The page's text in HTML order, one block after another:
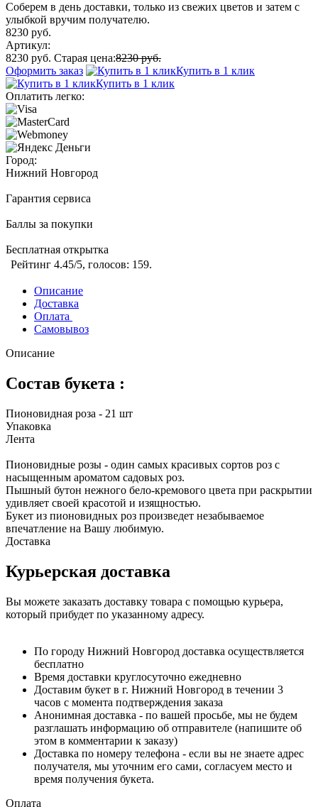
Соберем в день доставки, только из свежих цветов и затем с
улыбкой вручим получателю.
8230 руб.
Артикул:
8230 руб. Старая цена:8230 руб.
Оформить заказ
Купить в 1 клик
Купить в 1 клик
Оплатить легко:
Город:
Нижний Новгород
Гарантия сервиса
Баллы за покупки
Бесплатная открытка
Рейтинг 4.45/5, голосов: 159.
Описание
Доставка
Оплата
Самовывоз
Описание
Состав букета :
Пионовидная роза - 21 шт
Упаковка
Лента
Пионовидные розы - один самых красивых сортов роз с
насыщенным ароматом садовых роз.
Пышный бутон нежного бело-кремового цвета при раскрытии
удивляет своей красотой и изящностью.
Букет из пионовидных роз произведет незабываемое
впечатление на Вашу любимую.
Доставка
Курьерская доставка
Вы можете заказать доставку товара с помощью курьера,
который прибудет по указанному адресу.
По городу Нижний Новгород доставка осуществляется
бесплатно
Время доставки круглосуточно ежедневно
Доставим букет в г. Нижний Новгород в течении 3
часов с момента подтверждения заказа
Анонимная доставка - по вашей просьбе, мы не будем
разглашать информацию об отправителе (напишите об
этом в комментарии к заказу)
Доставка по номеру телефона - если вы не знаете адрес
получателя, мы уточним его сами, согласуем место и
время получения букета.
Оплата